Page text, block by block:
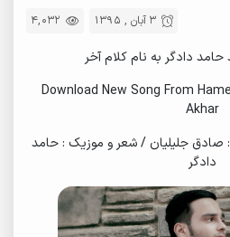
4,032 3 آبان , 1395
دادگر به نام کلام آخر
Download New Song From
Akhar
جلیلیان / شعر و موزیک : حامد
دادگر